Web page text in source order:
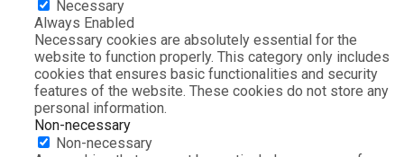
Necessary
Always Enabled
Necessary cookies are absolutely essential for the
website to function properly. This category only includes
cookies that ensures basic functionalities and security
features of the website. These cookies do not store any
personal information.
Non-necessary
Non-necessary